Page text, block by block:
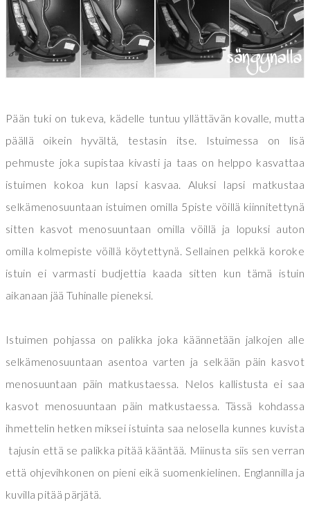
Pään tuki on tukeva, kädelle tuntuu yllättävän kovalle, mutta
päällä oikein hyvältä, testasin itse. Istuimessa on lisä
pehmuste joka supistaa kivasti ja taas on helppo kasvattaa
istuimen kokoa kun lapsi kasvaa. Aluksi lapsi matkustaa
selkämenosuuntaan istuimen omilla 5piste vöillä kiinnitettynä
sitten kasvot menosuuntaan omilla vöillä ja lopuksi auton
omilla kolmepiste vöillä köytettynä. Sellainen pelkkä koroke
istuin ei varmasti budjettia kaada sitten kun tämä istuin
aikanaan jää Tuhinalle pieneksi.
Istuimen pohjassa on palikka joka käännetään jalkojen alle
selkämenosuuntaan asentoa varten ja selkään päin kasvot
menosuuntaan päin matkustaessa. Nelos kallistusta ei saa
kasvot menosuuntaan päin matkustaessa. Tässä kohdassa
ihmettelin hetken miksei istuinta saa nelosella kunnes kuvista
tajusin että se palikka pitää kääntää. Miinusta siis sen verran
että ohjevihkonen on pieni eikä suomenkielinen. Englannilla ja
kuvilla pitää pärjätä.